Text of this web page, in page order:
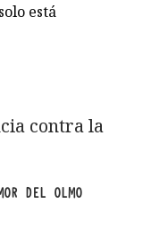
está
contra la
DEL OLMO